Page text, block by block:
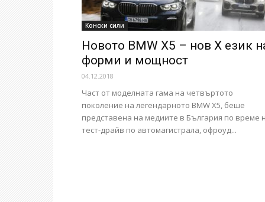
Конски сили
Новото BMW X5 – нов Х език
форми и мощност
04.12.2018
Част от моделната гама на четвъртото
поколение на легендарното BMW X5, беше
представена на медиите в България по време
тест-драйв по автомагистрала, офроуд...